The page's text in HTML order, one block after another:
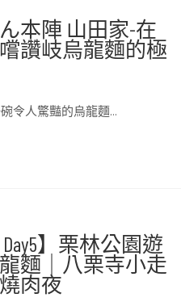
本陣 山田家-在
讚岐烏龍麵的極
令人驚豔的烏龍麵…
】栗林公園遊
麵｜八栗寺小走
肉夜